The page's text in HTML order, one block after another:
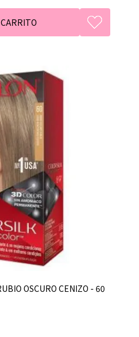
OSCURO CENIZO - 60